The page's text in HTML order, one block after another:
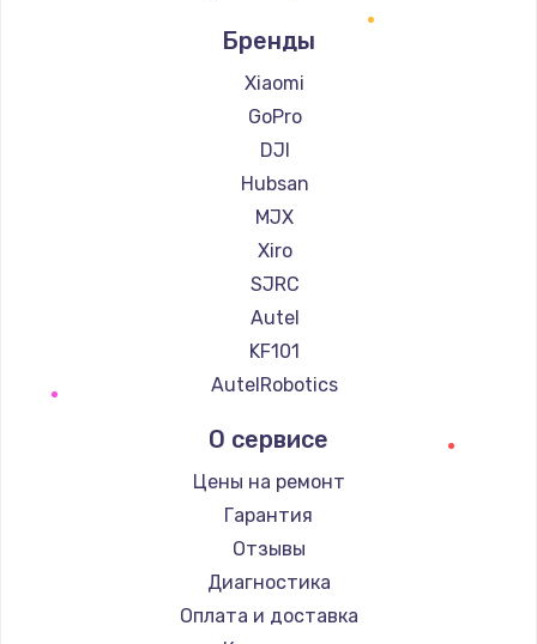
Бренды
Xiaomi
GoPro
DJI
Hubsan
MJX
Xiro
SJRC
Autel
KF101
AutelRobotics
О сервисе
Цены на ремонт
Гарантия
Отзывы
Диагностика
Оплата и доставка